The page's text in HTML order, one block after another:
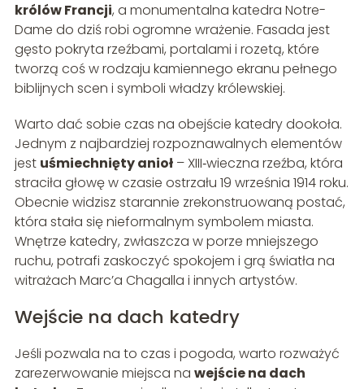
królów Francji, a monumentalna katedra Notre-
Dame do dziś robi ogromne wrażenie. Fasada jest
gęsto pokryta rzeźbami, portalami i rozetą, które
tworzą coś w rodzaju kamiennego ekranu pełnego
biblijnych scen i symboli władzy królewskiej.
Warto dać sobie czas na obejście katedry dookoła.
Jednym z najbardziej rozpoznawalnych elementów
jest uśmiechnięty anioł– XIII‑wieczna rzeźba, która
straciła głowę w czasie ostrzału 19 września 1914 roku.
Obecnie widzisz starannie zrekonstruowaną postać,
która stała się nieformalnym symbolem miasta.
Wnętrze katedry, zwłaszcza w porze mniejszego
ruchu, potrafi zaskoczyć spokojem i grą światła na
witrażach Marc’a Chagalla i innych artystów.
Wejście na dach katedry
Jeśli pozwala na to czas i pogoda, warto rozważyć
zarezerwowanie miejsca na wejście na dach